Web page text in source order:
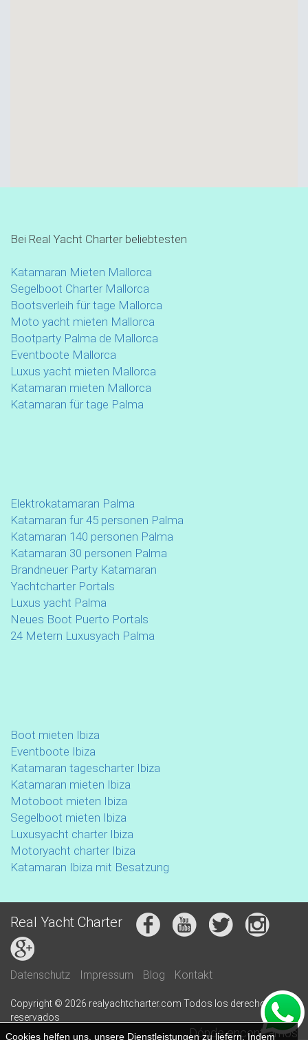
Bei Real Yacht Charter beliebtesten
Katamaran Mieten Mallorca
Segelboot Charter Mallorca
Bootsverleih für tage Mallorca
Moto yacht mieten Mallorca
Bootparty Palma de Mallorca
Eventboote Mallorca
Luxus yacht mieten Mallorca
Katamaran mieten Mallorca
Katamaran für tage Palma
Elektrokatamaran Palma
Katamaran fur 45 personen Palma
Katamaran 140 personen Palma
Katamaran 30 personen Palma
Brandneuer Party Katamaran
Yachtcharter Portals
Luxus yacht Palma
Neues Boot Puerto Portals
24 Metern Luxusyach Palma
Boot mieten Ibiza
Eventboote Ibiza
Katamaran tagescharter Ibiza
Katamaran mieten Ibiza
Motoboot mieten Ibiza
Segelboot mieten Ibiza
Luxusyacht charter Ibiza
Motoryacht charter Ibiza
Katamaran Ibiza mit Besatzung
Real Yacht Charter
Datenschutz Impressum Blog Kontakt
Copyright © 2026 realyachtcharter.com Todos los derechos
reservados
Dónde encontrarnos
Cookies helfen uns, unsere Dienstleistungen zu liefern. Indem